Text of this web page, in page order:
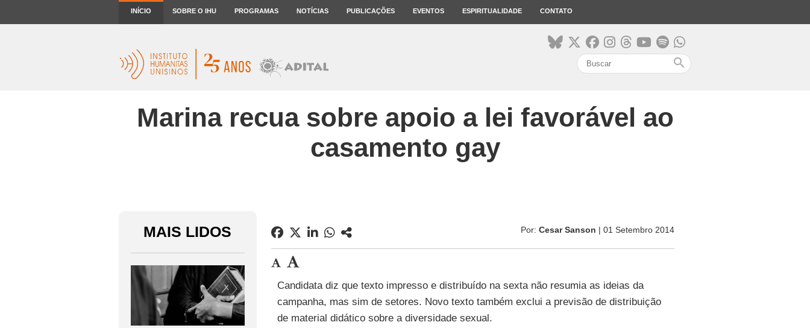
INÍCIO SOBRE O IHU PROGRAMAS NOTÍCIAS PUBLICAÇÕES EVENTOS ESPIRITUALIDADE CONTATO
search
Marina recua sobre apoio a lei favorável ao
casamento gay
MAIS LIDOS Por: Cesar Sanson | 01 Setembro 2014
Candidata diz que texto impresso e distribuído na sexta não resumia as ideias da
campanha, mas sim de setores. Novo texto também exclui a previsão de distribuição
de material didático sobre a diversidade sexual.